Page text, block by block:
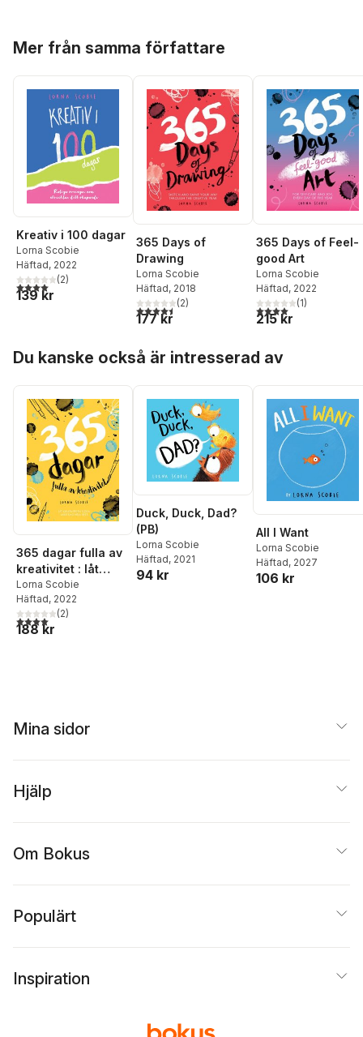
Mer från samma författare
Kreativ i 100 dagar
Lorna Scobie
Häftad, 2022
4,0utav 5 stjärnor. Totalt antal röster:
(2)
139 kr
365 Days of
Drawing
Lorna Scobie
Häftad, 2018
4,5utav 5 stjärnor. Totalt antal röster:
(2)
177 kr
365 Days of Feel-
good Art
Lorna Scobie
Häftad, 2022
4,0utav 5 stjärnor.
(1)
215 kr
Du kanske också är intresserad av
365 dagar fulla av
kreativitet : låt
kreativiteten flöda
varje dag hela året
Lorna Scobie
Häftad, 2022
4,0utav 5 stjärnor. Totalt antal röster:
(2)
188 kr
Duck, Duck, Dad?
(PB)
Lorna Scobie
Häftad, 2021
94 kr
All I Want
Lorna Scobie
Häftad, 2027
106 kr
Mina sidor
Hjälp
Om Bokus
Populärt
Inspiration